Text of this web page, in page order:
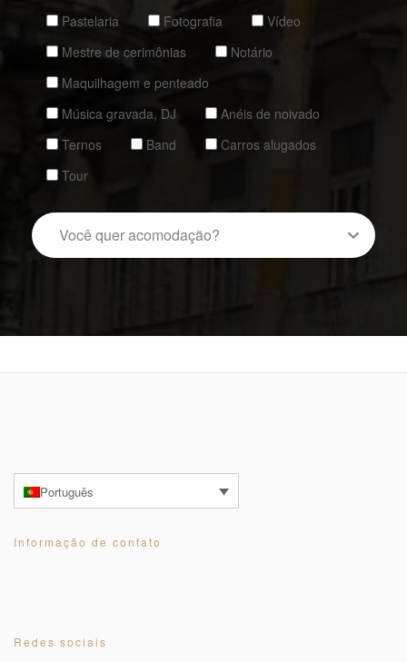
Pastelaria
Fotografia
Vídeo
Mestre de cerimônias
Notário
Maquilhagem e penteado
Música gravada, DJ
Anéis de noivado
Ternos
Band
Carros alugados
Tour
Português
Informação de contato
Redes sociais